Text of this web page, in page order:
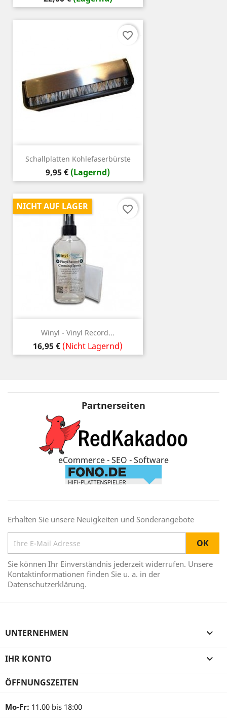
Schallplatten Kohlefaserbürste
Preis
9,95 € (Lagernd)
favorite_border
Winyl - Vinyl Record...
Preis
16,95 € (Nicht Lagernd)
NICHT AUF LAGER favorite_border
Partnerseiten
eCommerce - SEO - Software
Erhalten Sie unsere Neuigkeiten und Sonderangebote
Sie können Ihr Einverständnis jederzeit widerrufen. Unsere
Kontaktinformationen finden Sie u. a. in der
Datenschutzerklärung.
UNTERNEHMEN 
IHR KONTO 
ÖFFNUNGSZEITEN
Mo-Fr: 11.00 bis 18:00